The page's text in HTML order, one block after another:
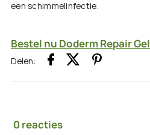
een schimmelinfectie.
Bestel nu Doderm Repair Gel
Delen:
0 reacties